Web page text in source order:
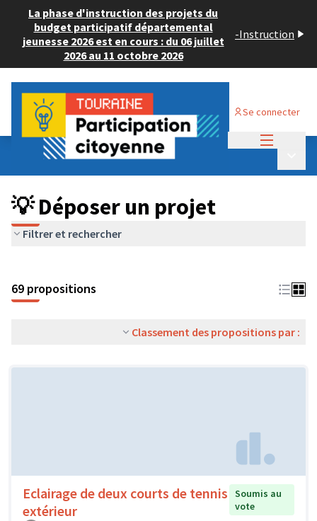
La phase d'instruction des projets du
budget participatif départemental
jeunesse 2026 est en cours : du 06 juillet
2026 au 11 octobre 2026
-Instruction
Se connecter
Budget Participatif ADULTE 2024
💡 Déposer un projet
💡 Déposer un projet
Filtrer et rechercher
69 propositions
Classement des propositions par :
Eclairage de deux courts de tennis
extérieur
Soumis au
vote